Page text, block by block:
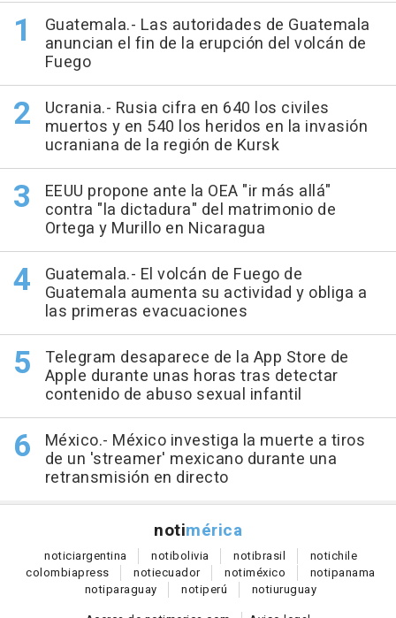
Guatemala.- Las autoridades de Guatemala
anuncian el fin de la erupción del volcán de
Fuego
Ucrania.- Rusia cifra en 640 los civiles
muertos y en 540 los heridos en la invasión
ucraniana de la región de Kursk
EEUU propone ante la OEA "ir más allá"
contra "la dictadura" del matrimonio de
Ortega y Murillo en Nicaragua
Guatemala.- El volcán de Fuego de
Guatemala aumenta su actividad y obliga a
las primeras evacuaciones
Telegram desaparece de la App Store de
Apple durante unas horas tras detectar
contenido de abuso sexual infantil
México.- México investiga la muerte a tiros
de un 'streamer' mexicano durante una
retransmisión en directo
notimérica
noticiargentina notibolivia notibrasil notichile
colombiapress notiecuador notiméxico notipanama
notiparaguay notiperú notiuruguay